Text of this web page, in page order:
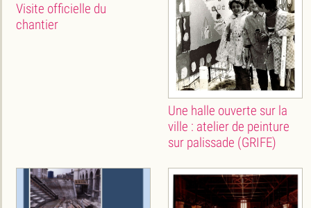
Visite officielle du
chantier
Une halle ouverte sur la
ville : atelier de peinture
sur palissade (GRIFE)